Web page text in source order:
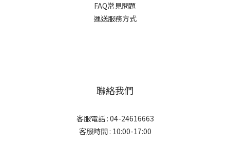
FAQ常見問題
運送服務方式
聯絡我們
客服電話 : 04-24616663
客服時間 : 10:00-17:00